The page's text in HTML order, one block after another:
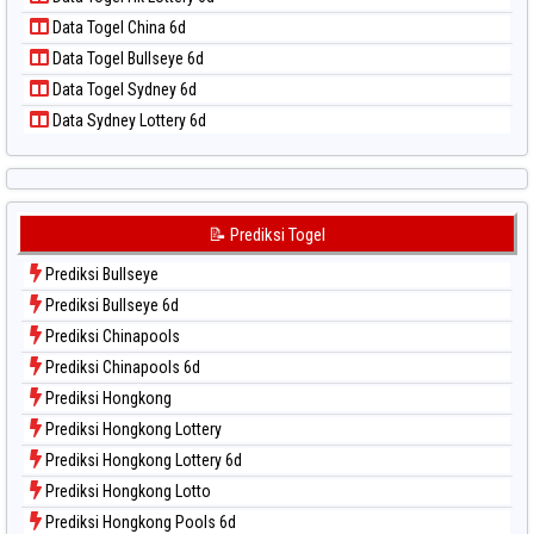
Data Togel North Carolina Day
Data Togel Pcso
Data Togel Sao Paulo
Data Togel Singapore
Data Togel Sydney
Data Togel Sydney Lottery
Data Togel Sydney Lotto
Data Togel Sydney Pools 6d
Data Togel Taipei
Data Togel Taiwan
Data Togel China 6d
Data Togel Bullseye 6d
Data Togel Sydney 6d
Data Sydney Lottery 6d
📝 Prediksi Togel
Prediksi Bullseye
Prediksi Bullseye 6d
Prediksi Chinapools
Prediksi Chinapools 6d
Prediksi Hongkong
Prediksi Hongkong Lottery
Prediksi Hongkong Lottery 6d
Prediksi Hongkong Lotto
Prediksi Hongkong Pools 6d